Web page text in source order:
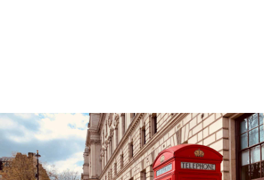
format
E-learning